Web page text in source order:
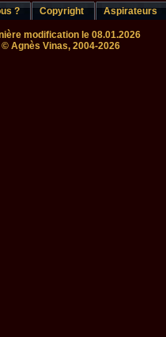
? Copyright Aspirateurs
modification le 08.01.2026
© Agnès Vinas, 2004-2026